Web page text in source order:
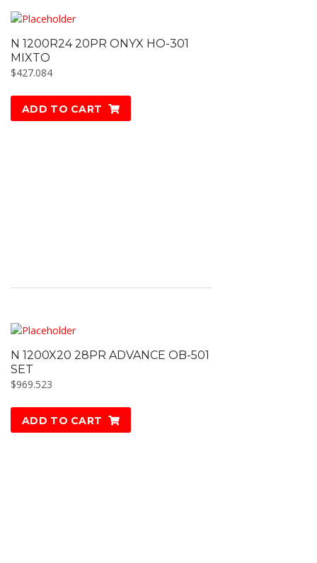
N 1200R24 20PR ONYX HO-301
MIXTO
$427.084
ADD TO CART
N 1200X20 28PR ADVANCE OB-501
SET
$969.523
ADD TO CART